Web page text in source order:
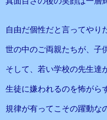
自由だ個性だと言ってやり
世の中のご両親たちが、子
そして、若い学校の先生達
生徒に嫌われるのを怖がら
規律が有ってこその躍動な